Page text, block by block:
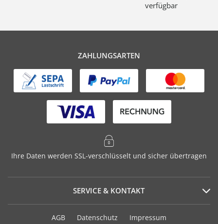
verfügbar
ZAHLUNGSARTEN
Ihre Daten werden SSL-verschlüsselt und sicher übertragen
SERVICE & KONTAKT
Serviceportal
AGB Datenschutz Impressum